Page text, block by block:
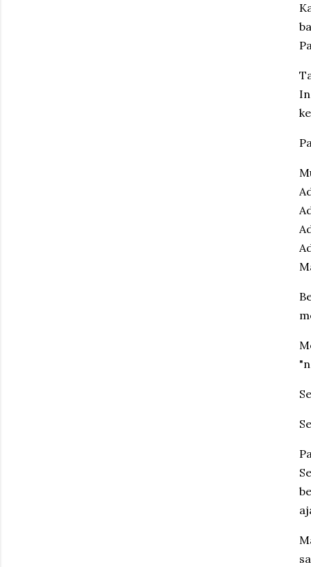
T
P
M
A
A
A
A
M
B
M
S
S
P
M